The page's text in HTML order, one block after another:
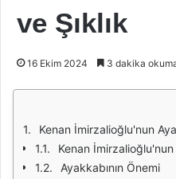
ve Şıklık
16 Ekim 2024 3 dakika
Kenan İmirzalioğlu'nun
Kenan
Ayakkabının Önemi